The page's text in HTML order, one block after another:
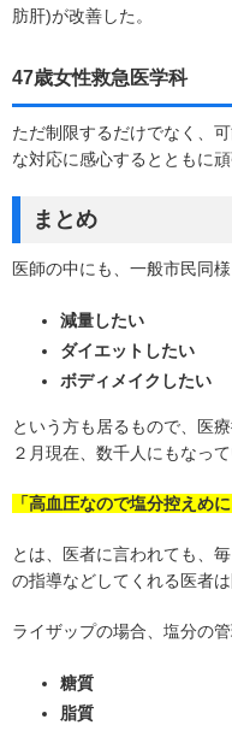
肪肝)が改善した。
47歳女性救急医学科
ただ制限するだけでなく、
な対応に感心するとともに頑
まとめ
医師の中にも、一般市民同様
減量したい
ダイエットしたい
ボディメイクしたい
という方も居るもので、医
２月現在、数千人にもなっ
「高血圧なので塩分控えめ
とは、医者に言われても、
の指導などしてくれる医者
ライザップの場合、塩分の
糖質
脂質